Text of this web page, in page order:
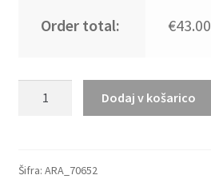
Order total: €43.00
Domači
Dodaj v košarico
Šifra: ARA_70652